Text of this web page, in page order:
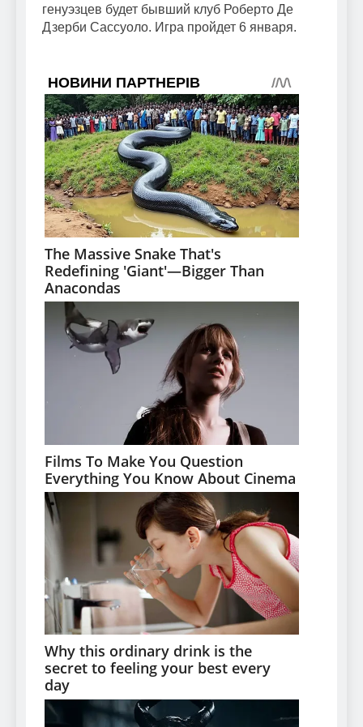
генуэзцев будет бывший клуб Роберто Де
Дзерби Сассуоло. Игра пройдет 6 января.